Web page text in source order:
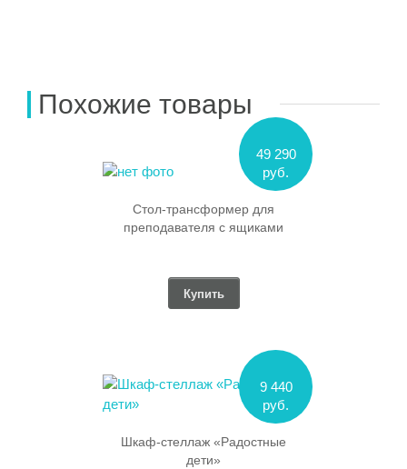
Похожие товары
49 290
руб.
Стол-трансформер для
преподавателя с ящиками
Купить
9 440
руб.
Шкаф-стеллаж «Радостные
дети»